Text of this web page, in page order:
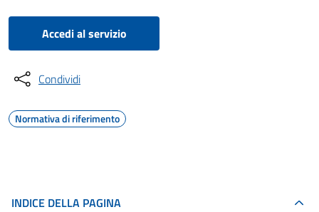
Accedi al servizio
Condividi
Normativa di riferimento
INDICE DELLA PAGINA